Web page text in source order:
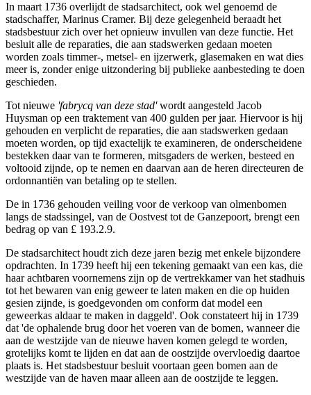
In maart 1736 overlijdt de stadsarchitect, ook wel genoemd de
stadschaffer, Marinus Cramer. Bij deze gelegenheid beraadt het
stadsbestuur zich over het opnieuw invullen van deze functie. Het
besluit alle de reparaties, die aan stadswerken gedaan moeten
worden zoals timmer-, metsel- en ijzerwerk, glasemaken en wat dies
meer is, zonder enige uitzondering bij publieke aanbesteding te doen
geschieden.
Tot nieuwe 'fabrycq van deze stad'wordt aangesteld Jacob
Huysman op een traktement van 400 gulden per jaar. Hiervoor is hij
gehouden en verplicht de reparaties, die aan stadswerken gedaan
moeten worden, op tijd exactelijk te examineren, de onderscheidene
bestekken daar van te formeren, mitsgaders de werken, besteed en
voltooid zijnde, op te nemen en daarvan aan de heren directeuren de
ordonnantiën van betaling op te stellen.
De in 1736 gehouden veiling voor de verkoop van olmenbomen
langs de stadssingel, van de Oostvest tot de Ganzepoort, brengt een
bedrag op van £ 193.2.9.
De stadsarchitect houdt zich deze jaren bezig met enkele bijzondere
opdrachten. In 1739 heeft hij een tekening gemaakt van een kas, die
haar achtbaren voornemens zijn op de vertrekkamer van het stadhuis
tot het bewaren van enig geweer te laten maken en die op huiden
gesien zijnde, is goedgevonden om conform dat model een
geweerkas aldaar te maken in daggeld'. Ook constateert hij in 1739
dat 'de ophalende brug door het voeren van de bomen, wanneer die
aan de westzijde van de nieuwe haven komen gelegd te worden,
grotelijks komt te lijden en dat aan de oostzijde overvloedig daartoe
plaats is. Het stadsbestuur besluit voortaan geen bomen aan de
westzijde van de haven maar alleen aan de oostzijde te leggen.